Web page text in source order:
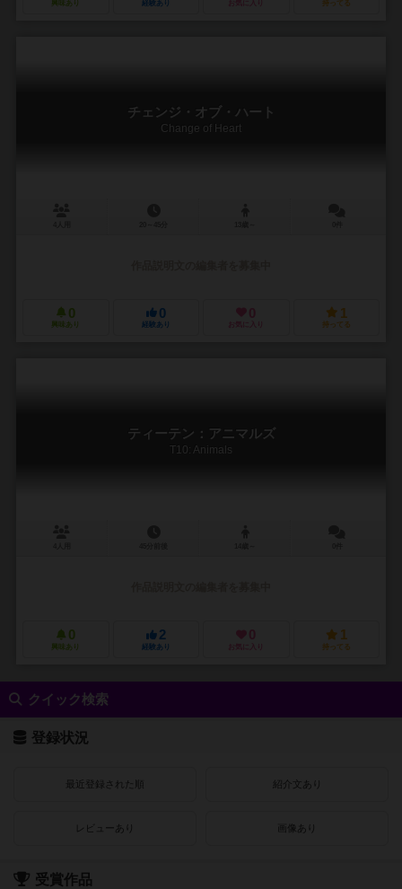
興味あり 経験あり お気に入り 持ってる
チェンジ・オブ・ハート
Change of Heart
0
興味あり
0
経験あり
0
お気に入り
1
持ってる
ティーテン：アニマルズ
T10: Animals
0
興味あり
2
経験あり
0
お気に入り
1
持ってる
クイック検索
登録状況
最近登録された順 紹介文あり
レビューあり 画像あり
受賞作品